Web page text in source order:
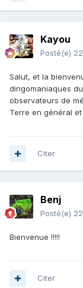
Kayou
Posté(e)
Salut, et la
dingomaniaques
observateurs de
Terre en général
Citer
Benj
Posté(e)
Bienvenue !!!!!
Citer